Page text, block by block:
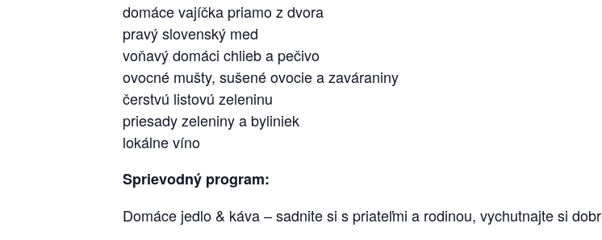
domáce vajíčka priamo z dvora
pravý slovenský med
voňavý domáci chlieb a pečivo
ovocné mušty, sušené ovocie a zaváraniny
čerstvú listovú zeleninu
priesady zeleniny a byliniek
lokálne víno
Sprievodný program:
Domáce jedlo & káva – sadnite si s priateľmi a rodinou, vychutnajte si